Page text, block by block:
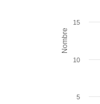
Nombre
5
10
15